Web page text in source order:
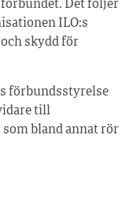
förbundet. Det följer
ILO:s
skydd för
förbundsstyrelse
till
bland annat rör